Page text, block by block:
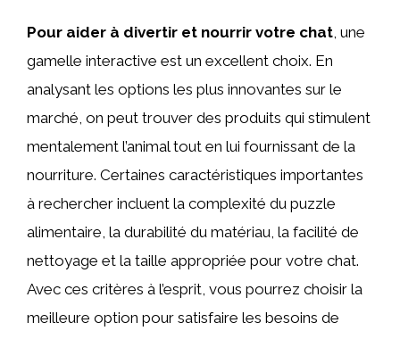
Pour aider à divertir et nourrir votre chat , une
gamelle interactive est un excellent choix. En
analysant les options les plus innovantes sur le
marché, on peut trouver des produits qui stimulent
mentalement l’animal tout en lui fournissant de la
nourriture. Certaines caractéristiques importantes
à rechercher incluent la complexité du puzzle
alimentaire, la durabilité du matériau, la facilité de
nettoyage et la taille appropriée pour votre chat.
Avec ces critères à l’esprit, vous pourrez choisir la
meilleure option pour satisfaire les besoins de